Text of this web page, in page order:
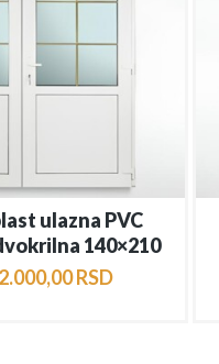
ulazna PVC
140×210
,00RSD